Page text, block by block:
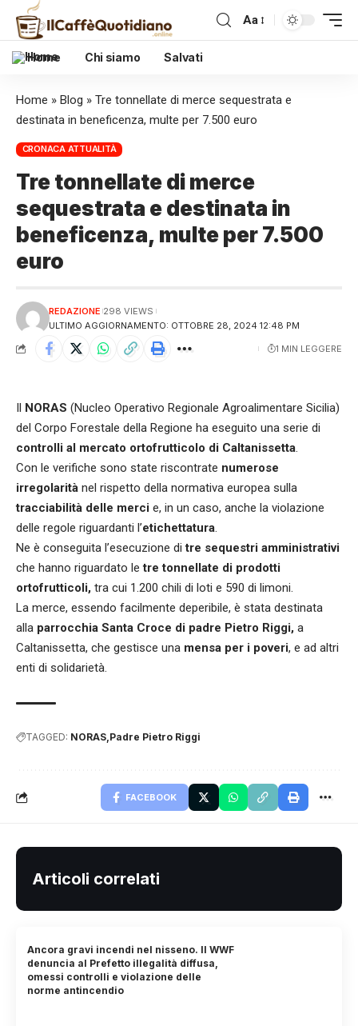
Aa
Home Chi siamo Salvati
Home » Blog » Tre tonnellate di merce sequestrata e
destinata in beneficenza, multe per 7.500 euro
CRONACA ATTUALITÀ
Tre tonnellate di merce
sequestrata e destinata in
beneficenza, multe per 7.500
euro
ULTIMO AGGIORNAMENTO: OTTOBRE 28, 2024 12:48 PM
REDAZIONE 298 VIEWS
1 MIN LEGGERE
Il NORAS (Nucleo Operativo Regionale Agroalimentare Sicilia)
del Corpo Forestale della Regione ha eseguito una serie di
controlli al mercato ortofrutticolo di Caltanissetta
Con le verifiche sono state riscontrate numerose
irregolarità nel rispetto della normativa europea sulla
tracciabilità delle merci e, in un caso, anche la violazione
delle regole riguardanti l’etichettatura
Ne è conseguita l’esecuzione ditre sequestri amministrativi
che hanno riguardato letre tonnellate di prodotti
ortofrutticoli, tra cui 1.200 chili di loti e 590 di limoni.
La merce, essendo facilmente deperibile, è stata destinata
alla parrocchia Santa Croce di padre Pietro Riggi, a
Caltanissetta, che gestisce una mensa per i poveri, e ad altri
enti di solidarietà.
TAGGED: NORAS Padre Pietro Riggi
FACEBOOK
Articoli correlati
Ancora gravi incendi nel nisseno. Il WWF
denuncia al Prefetto illegalità diffusa,
omessi controlli e violazione delle
norme antincendio